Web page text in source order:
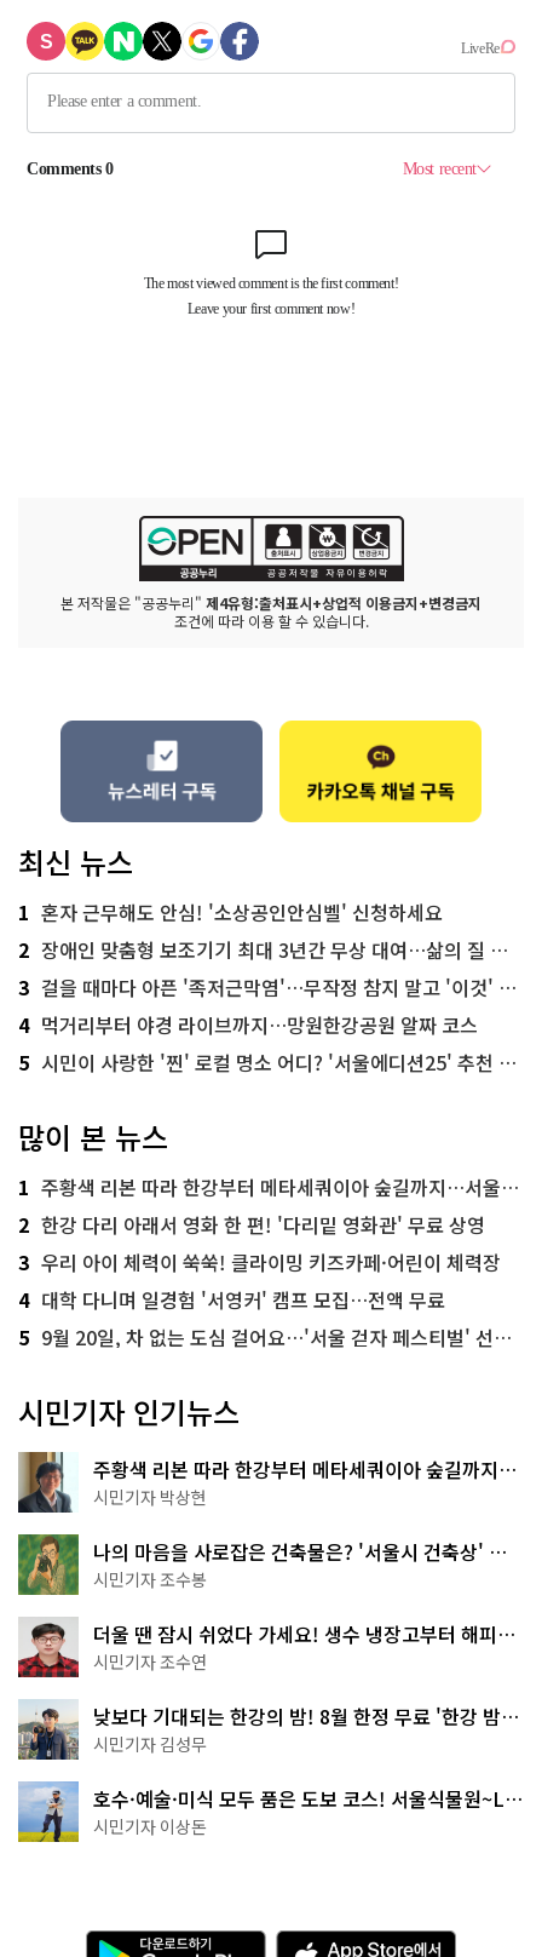
본 저작물은 "공공누리" 제4유형:출처표시+상업적 이용금지+변경금지
조건에 따라 이용 할 수 있습니다.
최신 뉴스
1 혼자 근무해도 안심! '소상공인안심벨' 신청하세요
2 장애인 맞춤형 보조기기 최대 3년간 무상 대여…삶의 질 높인다
3 걸을 때마다 아픈 '족저근막염'…무작정 참지 말고 '이것' 해보세요!
4 먹거리부터 야경 라이브까지…망원한강공원 알짜 코스
5 시민이 사랑한 '찐' 로컬 명소 어디? '서울에디션25' 추천 코스
많이 본 뉴스
1 주황색 리본 따라 한강부터 메타세쿼이아 숲길까지…서울둘레길 15코스
2 한강 다리 아래서 영화 한 편! '다리밑 영화관' 무료 상영
3 우리 아이 체력이 쑥쑥! 클라이밍 키즈카페·어린이 체력장
4 대학 다니며 일경험 '서영커' 캠프 모집…전액 무료
5 9월 20일, 차 없는 도심 걸어요…'서울 걷자 페스티벌' 선착순 5천명
시민기자 인기뉴스
주황색 리본 따라 한강부터 메타세쿼이아 숲길까지…
서울둘레길 15코스
시민기자 박상현
나의 마음을 사로잡은 건축물은? '서울시 건축상' 수
상작 공개!
시민기자 조수봉
더울 땐 잠시 쉬었다 가세요! 생수 냉장고부터 해피소
·무더위쉼터까지
시민기자 조수연
낮보다 기대되는 한강의 밤! 8월 한정 무료 '한강 밤
핑' 예약은?
시민기자 김성무
호수·예술·미식 모두 품은 도보 코스! 서울식물원~LG
아트센터~마곡테라스거리
시민기자 이상돈
다 A